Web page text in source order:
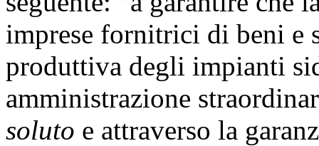
imprese fornitrici di beni e
produttiva degli impianti
amministrazione
soluto e attraverso la